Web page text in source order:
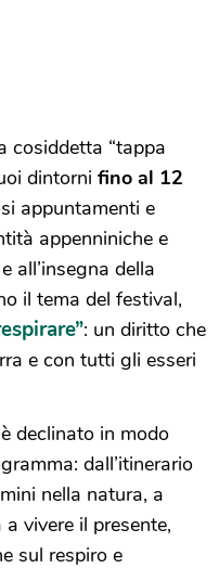
cosiddetta “tappa
dintorni fino al 12
appuntamenti e
appenniniche e
all’insegna della
il tema del festival,
: un diritto che
e con tutti gli esseri
declinato in modo
dall’itinerario
nella natura, a
vivere il presente,
sul respiro e